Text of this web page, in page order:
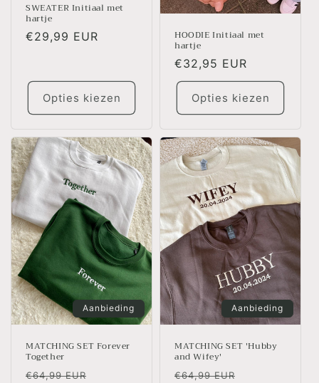
SWEATER Initiaal met
hartje
Normale
€29,99 EUR
Opties kiezen
HOODIE Initiaal met
hartje
Normale
prijs
€32,95 EUR
Opties kiezen
Aanbieding
MATCHING SET Forever
Together
Normale
€64,99 EUR
Aanbiedingsprijs
Aanbieding
MATCHING SET 'Hubby
and Wifey'
Normale
€64,99 EUR